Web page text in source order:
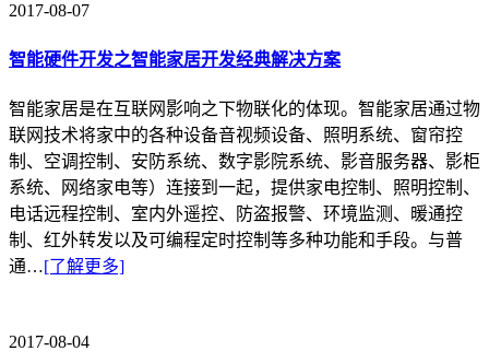
2017-08-07
智能硬件开发之智能家居开发经典解决方案
智能家居是在互联网影响之下物联化的体现。智能家居通过物
联网技术将家中的各种设备音视频设备、照明系统、窗帘控
制、空调控制、安防系统、数字影院系统、影音服务器、影柜
系统、网络家电等）连接到一起，提供家电控制、照明控制、
电话远程控制、室内外遥控、防盗报警、环境监测、暖通控
制、红外转发以及可编程定时控制等多种功能和手段。与普
通…[了解更多]
2017-08-04